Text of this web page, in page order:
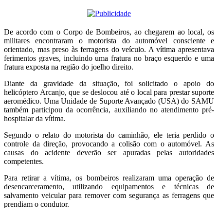
De acordo com o Corpo de Bombeiros, ao chegarem ao local, os
militares encontraram o motorista do automóvel consciente e
orientado, mas preso às ferragens do veículo. A vítima apresentava
ferimentos graves, incluindo uma fratura no braço esquerdo e uma
fratura exposta na região do joelho direito.
Diante da gravidade da situação, foi solicitado o apoio do
helicóptero Arcanjo, que se deslocou até o local para prestar suporte
aeromédico. Uma Unidade de Suporte Avançado (USA) do SAMU
também participou da ocorrência, auxiliando no atendimento pré-
hospitalar da vítima.
Segundo o relato do motorista do caminhão, ele teria perdido o
controle da direção, provocando a colisão com o automóvel. As
causas do acidente deverão ser apuradas pelas autoridades
competentes.
Para retirar a vítima, os bombeiros realizaram uma operação de
desencarceramento, utilizando equipamentos e técnicas de
salvamento veicular para remover com segurança as ferragens que
prendiam o condutor.